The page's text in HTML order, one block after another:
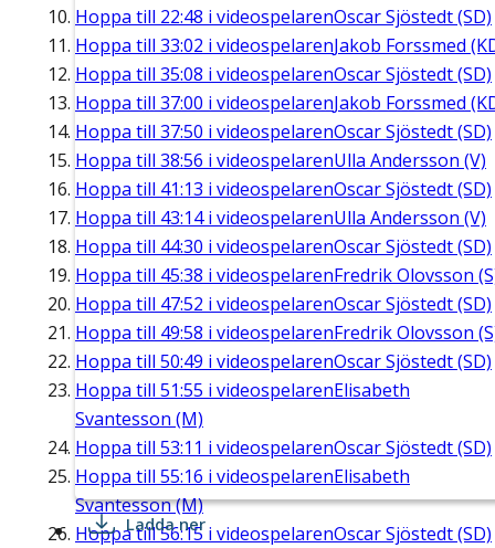
Hoppa till 22:48 i videospelarenOscar Sjöstedt (SD)
Hoppa till 33:02 i videospelarenJakob Forssmed
Hoppa till 35:08 i videospelarenOscar Sjöstedt (SD)
Hoppa till 37:00 i videospelarenJakob Forssmed
Hoppa till 37:50 i videospelarenOscar Sjöstedt (SD)
Hoppa till 38:56 i videospelarenUlla Andersson (V)
Hoppa till 41:13 i videospelarenOscar Sjöstedt (SD)
Hoppa till 43:14i videospelarenUlla Andersson (V)
Hoppa till 44:30 i videospelarenOscar Sjöstedt (SD)
Hoppa till 45:38 i videospelarenFredrik Olovsson
Hoppa till 47:52 i videospelarenOscar Sjöstedt (SD)
Hoppa till 49:58 i videospelarenFredrik Olovsson
Hoppa till 50:49 i videospelarenOscar Sjöstedt (SD)
Hoppa till 51:55 i videospelarenElisabeth
Svantesson (M)
Hoppa till 53:11 i videospelarenOscar Sjöstedt (SD)
Hoppa till 55:16 i videospelarenElisabeth
Svantesson (M)
Hoppa till56:15 i videospelarenOscar Sjöstedt (SD)
Ladda ner